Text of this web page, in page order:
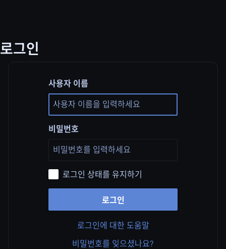
로그인
사용자 이름
비밀번호
로그인 상태를 유지하기
로그인
로그인에 대한 도움말
비밀번호를 잊으셨나요?